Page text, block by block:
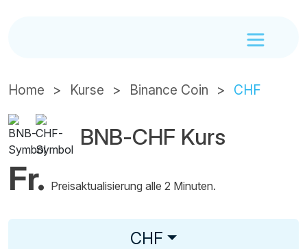
Home Kurse Binance Coin CHF
BNB-CHF Kurs
Fr. Preisaktualisierung alle 2 Minuten.
CHF